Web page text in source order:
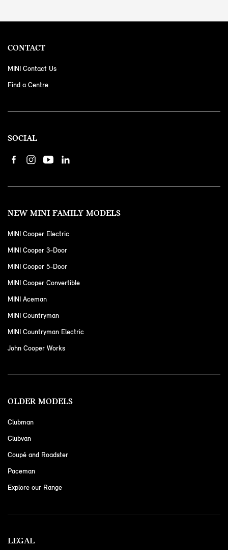
CONTACT
MINI Contact Us
Find a Centre
SOCIAL
NEW MINI FAMILY MODELS
MINI Cooper Electric
MINI Cooper 3-Door
MINI Cooper 5-Door
MINI Cooper Convertible
MINI Aceman
MINI Countryman
MINI Countryman Electric
John Cooper Works
OLDER MODELS
Clubman
Clubvan
Coupé and Roadster
Paceman
Explore our Range
LEGAL